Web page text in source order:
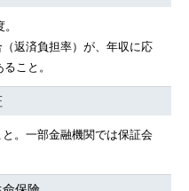
返済負担率）が、年収に応
こと。
。一部金融機関では保証会